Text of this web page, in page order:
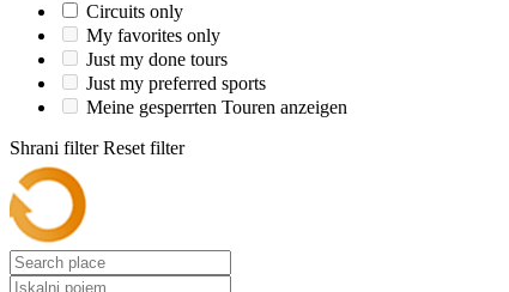
Circuits only
My favorites only
Just my done tours
Just my preferred sports
Meine gesperrten Touren anzeigen
Shrani filter Reset filter